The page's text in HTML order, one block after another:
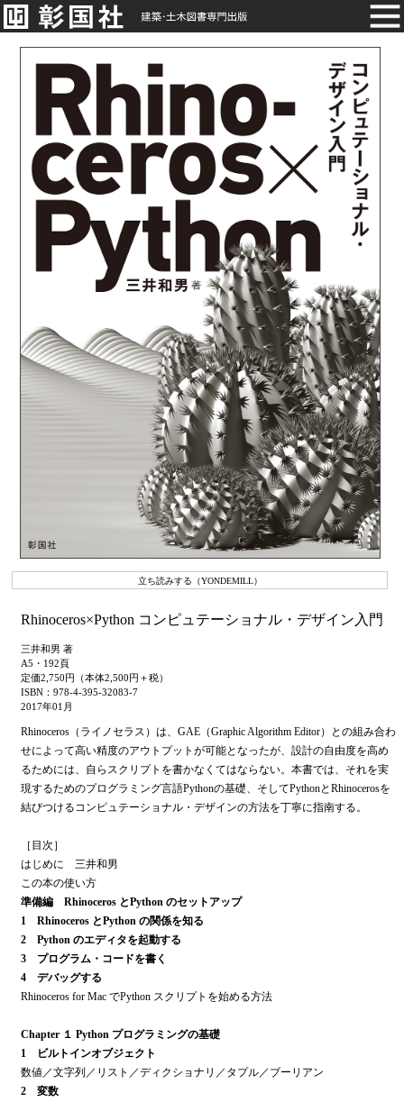
立ち読みする（YONDEMILL）
Rhinoceros×Python コンピュテーショナル・デザイン入門
三井和男 著
A5・192頁
定価2,750円（本体2,500円＋税）
ISBN：978-4-395-32083-7
2017年01月
Rhinoceros（ライノセラス）は、GAE（Graphic Algorithm Editor）との組み合わ
せによって高い精度のアウトプットが可能となったが、設計の自由度を高め
るためには、自らスクリプトを書かなくてはならない。本書では、それを実
現するためのプログラミング言語Pythonの基礎、そしてPythonとRhinocerosを
結びつけるコンピュテーショナル・デザインの方法を丁寧に指南する。
［目次］
はじめに 三井和男
この本の使い方
準備編 Rhinoceros とPython のセットアップ
1 Rhinoceros とPython の関係を知る
2 Python のエディタを起動する
3 プログラム・コードを書く
4 デバッグする
Rhinoceros for Mac でPython スクリプトを始める方法
Chapter １ Python プログラミングの基礎
1 ビルトインオブジェクト
数値／文字列／リスト／ディクショナリ／タプル／ブーリアン
2 変数